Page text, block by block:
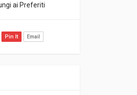
ai Preferiti
Pin It Email